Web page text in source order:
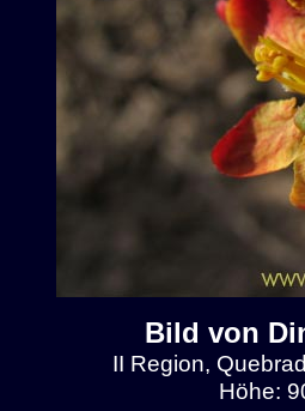
Bild von
II Region,
Höhe: